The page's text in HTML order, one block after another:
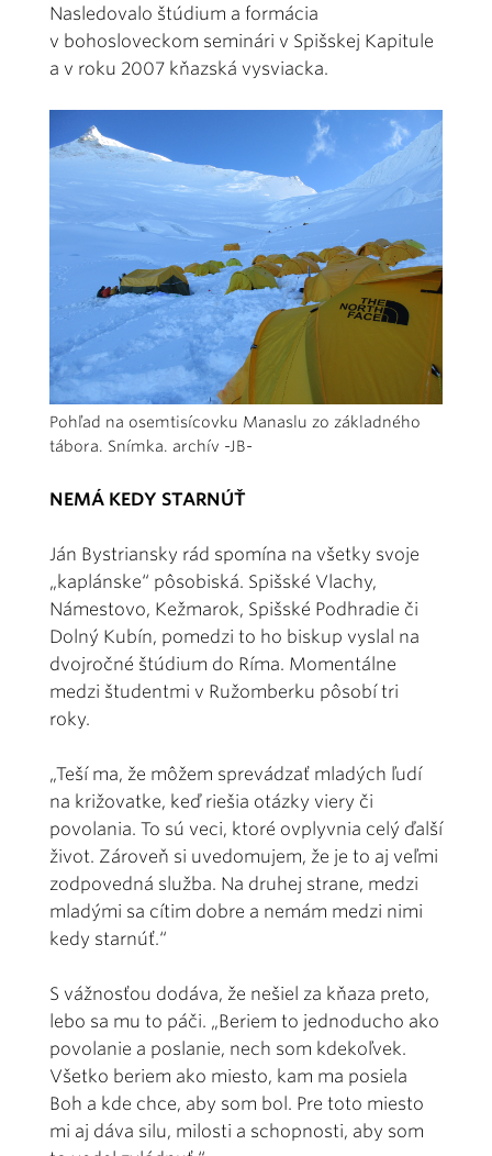
Nasledovalo štúdium a formácia
v bohosloveckom seminári v Spišskej Kapitule
a v roku 2007 kňazská vysviacka.
Pohľad na osemtisícovku Manaslu zo základného
tábora. Snímka. archív -JB-
NEMÁ KEDY STARNÚŤ
Ján Bystriansky rád spomína na všetky svoje
„kaplánske“ pôsobiská. Spišské Vlachy,
Námestovo, Kežmarok, Spišské Podhradie či
Dolný Kubín, pomedzi to ho biskup vyslal na
dvojročné štúdium do Ríma. Momentálne
medzi študentmi v Ružomberku pôsobí tri
roky.
„Teší ma, že môžem sprevádzať mladých ľudí
na križovatke, keď riešia otázky viery či
povolania. To sú veci, ktoré ovplyvnia celý ďalší
život. Zároveň si uvedomujem, že je to aj veľmi
zodpovedná služba. Na druhej strane, medzi
mladými sa cítim dobre a nemám medzi nimi
kedy starnúť.“
S vážnosťou dodáva, že nešiel za kňaza preto,
lebo sa mu to páči. „Beriem to jednoducho ako
povolanie a poslanie, nech som kdekoľvek.
Všetko beriem ako miesto, kam ma posiela
Boh a kde chce, aby som bol. Pre toto miesto
mi aj dáva silu, milosti a schopnosti, aby som